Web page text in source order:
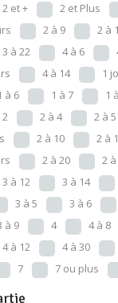
2 et + 2 et Plus
2 à 9 2 à
3 à 22 4 à 6
4 à 14
1
à 6 1 à 7
1
2 2 à 4 2 à 5
2 à 10
2 à
2 à 20 2
3 à 12 3 à 14
3 à 5 3 à 6
à 9 4 4 à 8
4 à 12 4 à 30
7 7 ou plus